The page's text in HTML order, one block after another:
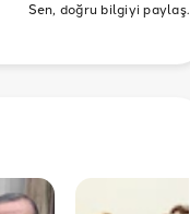
Sen, doğru bilgiyi paylaş.